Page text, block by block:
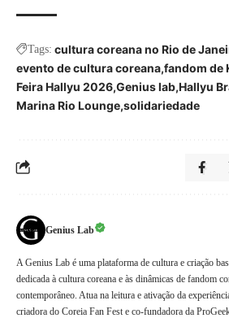
Tags: cultura coreana no Rio de
evento de cultura coreana fandom de
Feira Hallyu 2026 Genius lab Hallyu
Marina Rio Lounge solidariedade
Genius Lab
A Genius Lab é uma plataforma de cultura e criação
dedicada à cultura coreana e às dinâmicas de fandom
contemporâneo. Atua na leitura e ativação da
criadora do Coreia Fan Fest e co-fundadora da